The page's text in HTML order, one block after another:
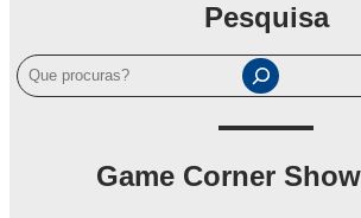
Pesquisa
P
e
Game Corner